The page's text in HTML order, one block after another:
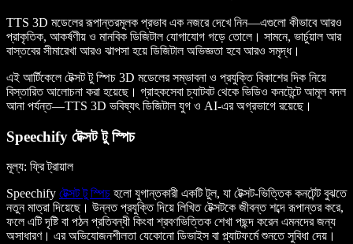
TTS 3D মডেলের রূপান্তরমূলক প্রভাব এক নজরে দেখে নিন—এগুলো কীভাবে আরও
প্রাকৃতিক, আকর্ষণীয় ও মানবিক ডিজিটাল যোগাযোগ গড়ে তোলে। সামনে, ভার্চুয়াল আর
বাস্তবের সীমারেখা আরও ঝাপসা হয়ে ডিজিটাল অভিজ্ঞতা হবে আরও সমৃদ্ধ।
এই আর্টিকেলে টেক্সট টু স্পিচ 3D মডেলের সম্ভাবনা ও প্রযুক্তি বিকাশের দিক নিয়ে
বিস্তারিত আলোচনা করা হয়েছে। গ্রাহকসেবা চ্যাটবট থেকে ভিডিও কনটেন্টে আমূল বদল
আনা পর্যন্ত—TTS 3D ভবিষ্যৎ ডিজিটাল যুগ ও AI-এর অগ্রভাগে রয়েছে।
Speechify টেক্সট টু স্পিচ
মূল্য: ফ্রি ট্রায়াল
Speechify টেক্সট টু স্পিচ হলো যুগান্তকারী একটি টুল, যা টেক্সট-ভিত্তিক কনটেন্ট বুঝতে
নতুন মাত্রা দিয়েছে। উন্নত প্রযুক্তি দিয়ে লিখিত টেক্সটকে জীবন্ত শব্দে রূপান্তর করে,
ফলে এটি দৃষ্টি বা পঠন প্রতিবন্ধী কিংবা শ্রবণভিত্তিক শেখা পছন্দ করেন এমনদের জন্য
অসাধারণ। এর অভিযোজনশীলতা যেকোনো ডিভাইস বা প্ল্যাটফর্মে শুনতে সুবিধা দেয়।